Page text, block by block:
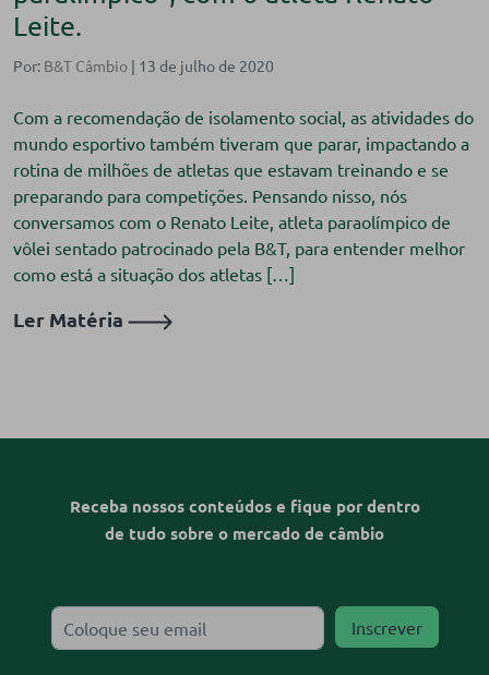
Leite.
Por: B&T Câmbio | 13 de julho de 2020
Com a recomendação de isolamento social, as atividades do
mundo esportivo também tiveram que parar, impactando a
rotina de milhões de atletas que estavam treinando e se
preparando para competições. Pensando nisso, nós
conversamos com o Renato Leite, atleta paraolímpico de
vôlei sentado patrocinado pela B&T, para entender melhor
como está a situação dos atletas […]
Ler Matéria
Receba nossos conteúdos e fique por dentro
de tudo sobre o mercado de câmbio